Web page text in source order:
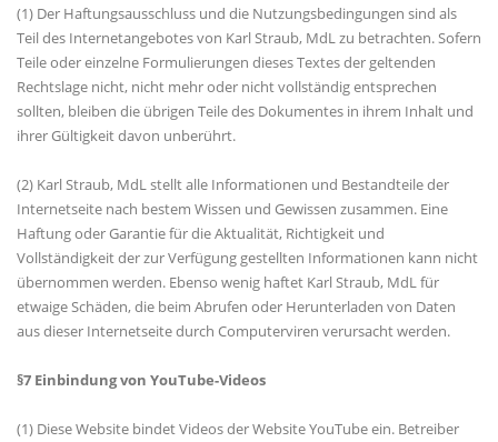
(1) Der Haftungsausschluss und die Nutzungsbedingungen sind als
Teil des Internetangebotes von Karl Straub, MdL zu betrachten. Sofern
Teile oder einzelne Formulierungen dieses Textes der geltenden
Rechtslage nicht, nicht mehr oder nicht vollständig entsprechen
sollten, bleiben die übrigen Teile des Dokumentes in ihrem Inhalt und
ihrer Gültigkeit davon unberührt.
(2) Karl Straub, MdL stellt alle Informationen und Bestandteile der
Internetseite nach bestem Wissen und Gewissen zusammen. Eine
Haftung oder Garantie für die Aktualität, Richtigkeit und
Vollständigkeit der zur Verfügung gestellten Informationen kann nicht
übernommen werden. Ebenso wenig haftet Karl Straub, MdL für
etwaige Schäden, die beim Abrufen oder Herunterladen von Daten
aus dieser Internetseite durch Computerviren verursacht werden.
§7 Einbindung von YouTube-Videos
(1) Diese Website bindet Videos der Website YouTube ein. Betreiber